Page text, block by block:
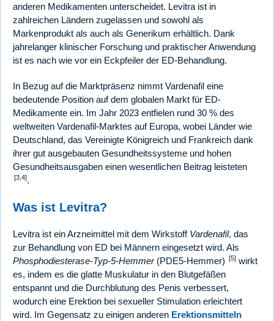
anderen Medikamenten unterscheidet. Levitra ist in
zahlreichen Ländern zugelassen und sowohl als
Markenprodukt als auch als Generikum erhältlich. Dank
jahrelanger klinischer Forschung und praktischer Anwendung
ist es nach wie vor ein Eckpfeiler der ED-Behandlung.
In Bezug auf die Marktpräsenz nimmt Vardenafil eine
bedeutende Position auf dem globalen Markt für ED-
Medikamente ein. Im Jahr 2023 entfielen rund 30 % des
weltweiten Vardenafil-Marktes auf Europa, wobei Länder wie
Deutschland, das Vereinigte Königreich und Frankreich dank
ihrer gut ausgebauten Gesundheitssysteme und hohen
Gesundheitsausgaben einen wesentlichen Beitrag leisteten
[3,4].
Was ist Levitra?
Levitra ist ein Arzneimittel mit dem Wirkstoff Vardenafil, das
zur Behandlung von ED bei Männern eingesetzt wird. Als
Phosphodiesterase-Typ-5-Hemmer(PDE5-Hemmer) [5] wirkt
es, indem es die glatte Muskulatur in den Blutgefäßen
entspannt und die Durchblutung des Penis verbessert,
wodurch eine Erektion bei sexueller Stimulation erleichtert
wird. Im Gegensatz zu einigen anderen Erektionsmitteln